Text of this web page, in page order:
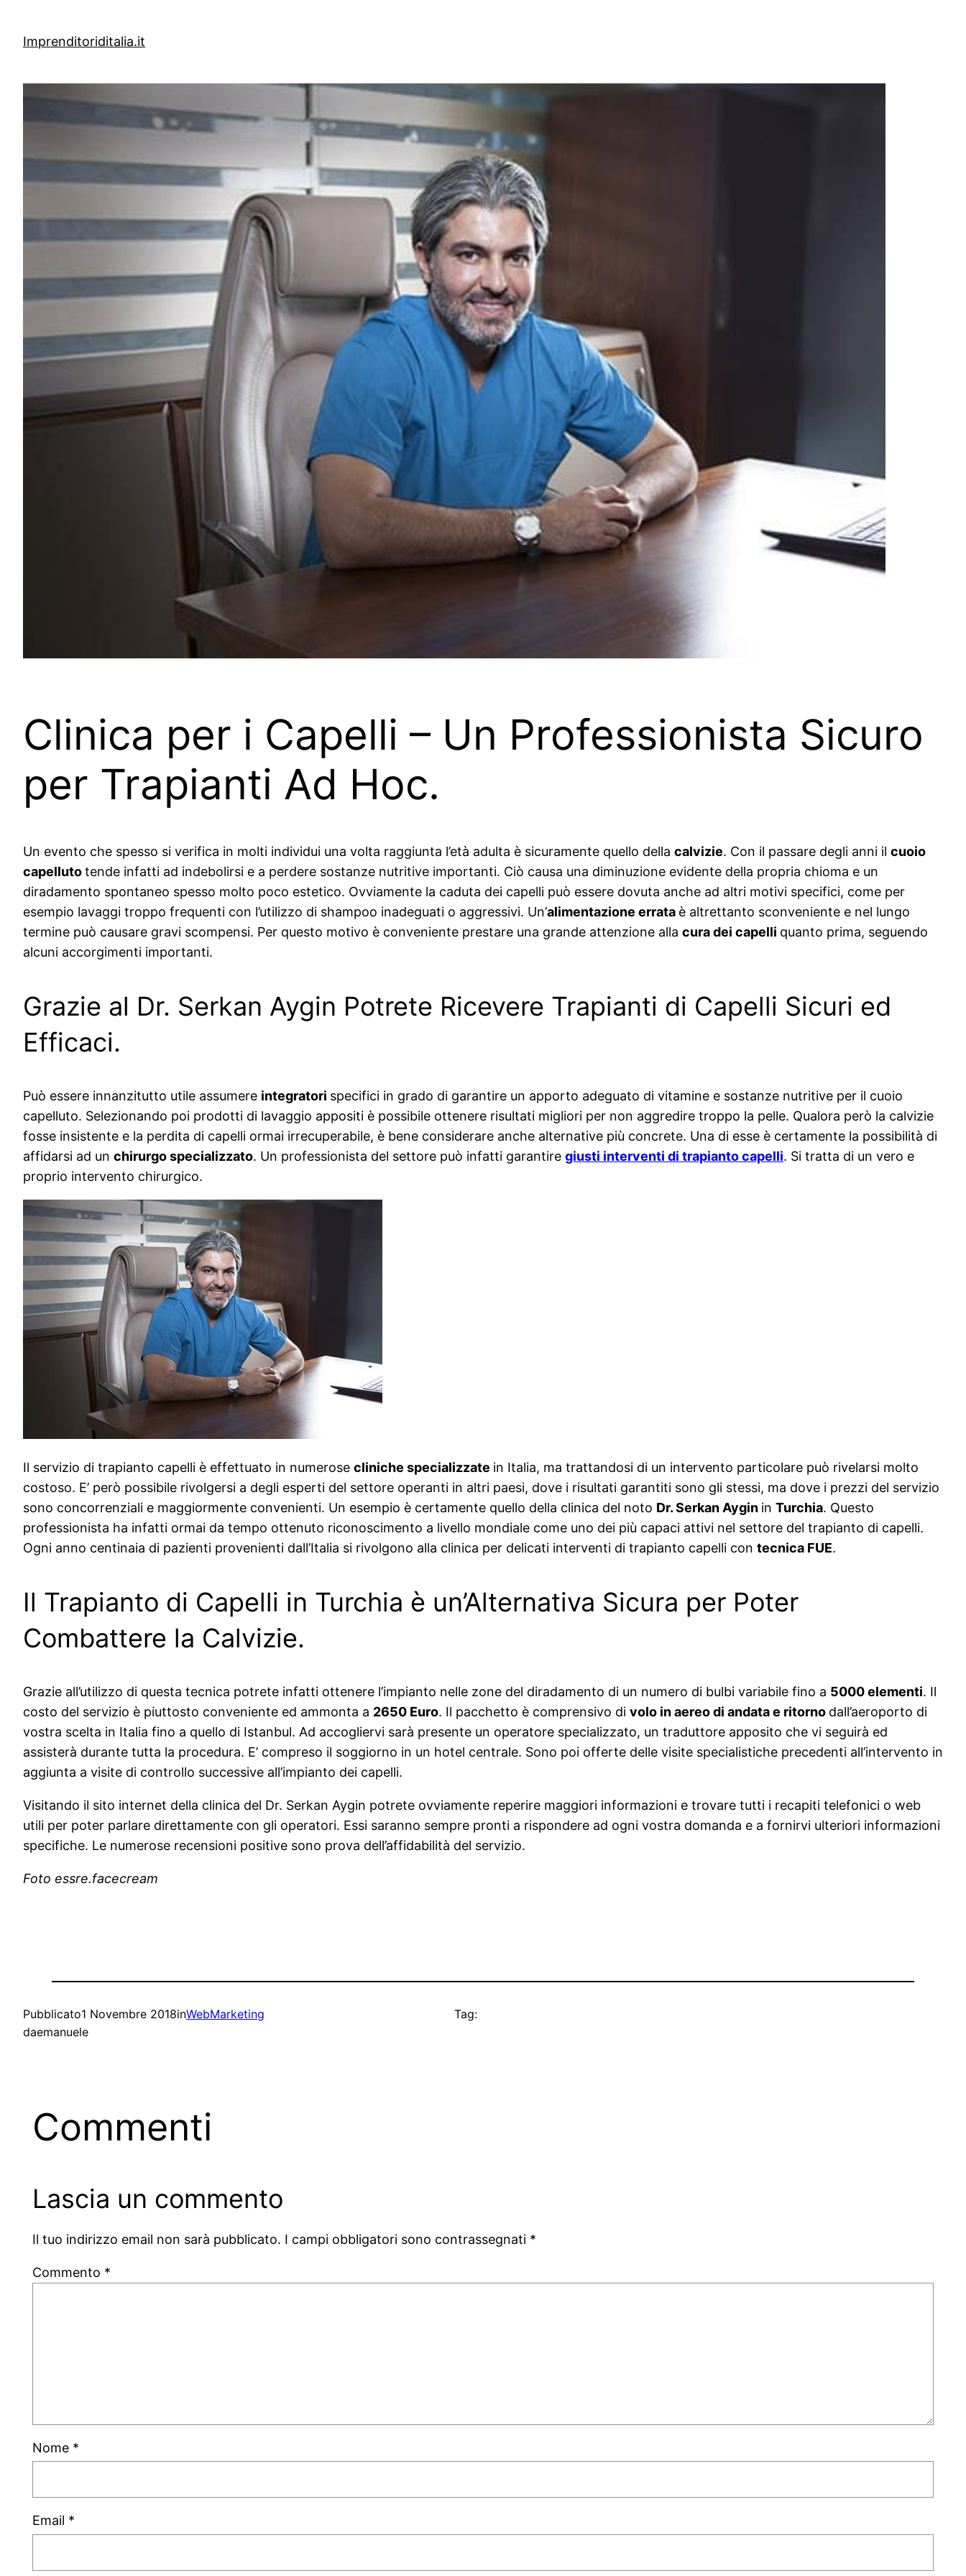
contenuto
Imprenditoriditalia.it
Clinica per i Capelli – Un Professionista Sicuro
per Trapianti Ad Hoc.
Un evento che spesso si verifica in molti individui una volta raggiunta l’età adulta è sicuramente quello della calvizie. Con il passare degli anni il cuoio
capellutotende infatti ad indebolirsi e a perdere sostanze nutritive importanti. Ciò causa una diminuzione evidente della propria chioma e un
diradamento spontaneo spesso molto poco estetico. Ovviamente la caduta dei capelli può essere dovuta anche ad altri motivi specifici, come per
esempio lavaggi troppo frequenti con l’utilizzo di shampoo inadeguati o aggressivi. Un’alimentazione errata è altrettanto sconveniente e nel lungo
termine può causare gravi scompensi. Per questo motivo è conveniente prestare una grande attenzione alla cura dei capelli quanto prima, seguendo
alcuni accorgimenti importanti.
Grazie al Dr. Serkan Aygin Potrete Ricevere Trapianti di Capelli Sicuri ed
Efficaci.
Può essere innanzitutto utile assumere integratori specifici in grado di garantire un apporto adeguato di vitamine e sostanze nutritive per il cuoio
capelluto. Selezionando poi prodotti di lavaggio appositi è possibile ottenere risultati migliori per non aggredire troppo la pelle. Qualora però la calvizie
fosse insistente e la perdita di capelli ormai irrecuperabile, è bene considerare anche alternative più concrete. Una di esse è certamente la possibilità di
affidarsi ad un chirurgo specializzato. Un professionista del settore può infatti garantire giusti interventi di trapianto capelli. Si tratta di un vero e
proprio intervento chirurgico.
Il servizio di trapianto capelli è effettuato in numerose cliniche specializzate in Italia, ma trattandosi di un intervento particolare può rivelarsi molto
costoso. E’ però possibile rivolgersi a degli esperti del settore operanti in altri paesi, dove i risultati garantiti sono gli stessi, ma dove i prezzi del servizio
sono concorrenziali e maggiormente convenienti. Un esempio è certamente quello della clinica del noto Dr. Serkan Aygin in Turchia. Questo
professionista ha infatti ormai da tempo ottenuto riconoscimento a livello mondiale come uno dei più capaci attivi nel settore del trapianto di capelli.
Ogni anno centinaia di pazienti provenienti dall’Italia si rivolgono alla clinica per delicati interventi di trapianto capelli con tecnica FUE.
Il Trapianto di Capelli in Turchia è un’Alternativa Sicura per Poter
Combattere la Calvizie.
Grazie all’utilizzo di questa tecnica potrete infatti ottenere l’impianto nelle zone del diradamento di un numero di bulbi variabile fino a 5000 elementi. Il
costo del servizio è piuttosto conveniente ed ammonta a 2650 Euro. Il pacchetto è comprensivo di volo in aereo di andata e ritorno dall’aeroporto di
vostra scelta in Italia fino a quello di Istanbul. Ad accogliervi sarà presente un operatore specializzato, un traduttore apposito che vi seguirà ed
assisterà durante tutta la procedura. E’ compreso il soggiorno in un hotel centrale. Sono poi offerte delle visite specialistiche precedenti all’intervento in
aggiunta a visite di controllo successive all’impianto dei capelli.
Visitando il sito internet della clinica del Dr. Serkan Aygin potrete ovviamente reperire maggiori informazioni e trovare tutti i recapiti telefonici o web
utili per poter parlare direttamente con gli operatori. Essi saranno sempre pronti a rispondere ad ogni vostra domanda e a fornirvi ulteriori informazioni
specifiche. Le numerose recensioni positive sono prova dell’affidabilità del servizio.
Foto essre.facecream
Pubblicato1 Novembre 2018inWebMarketing
daemanuele
Tag:
Commenti
Lascia un commento
Il tuo indirizzo email non sarà pubblicato. I campi obbligatori sono contrassegnati *
Commento *
Nome *
Email *